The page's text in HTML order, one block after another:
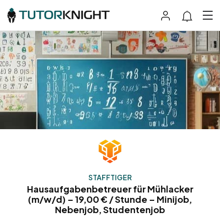
STAFFTIGER
Hausaufgabenbetreuer für Mühlacker
(m/w/d) – 19,00 € / Stunde – Minijob,
Nebenjob, Studentenjob